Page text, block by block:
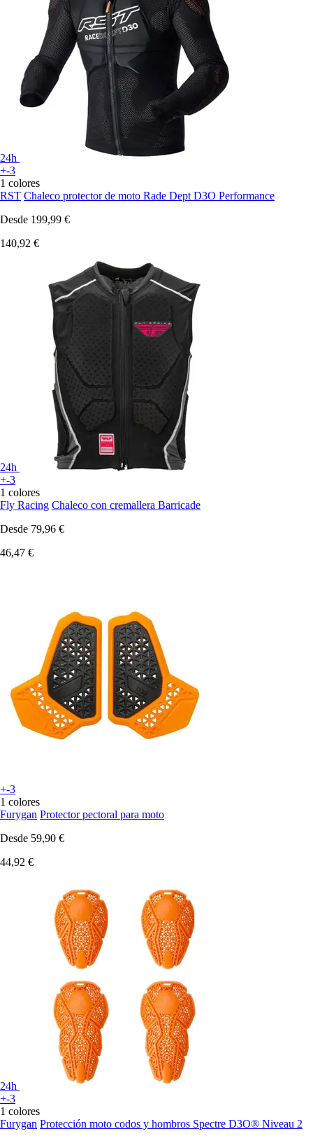
24h
+-3
1 colores
RST Chaleco protector de moto Rade Dept D3O Performance
Desde 199,99 €
140,92 €
24h
+-3
1 colores
Fly Racing Chaleco con cremallera Barricade
Desde 79,96 €
46,47 €
+-3
1 colores
Furygan Protector pectoral para moto
Desde 59,90 €
44,92 €
24h
+-3
1 colores
Furygan Protección moto codos y hombros Spectre D3O® Niveau 2